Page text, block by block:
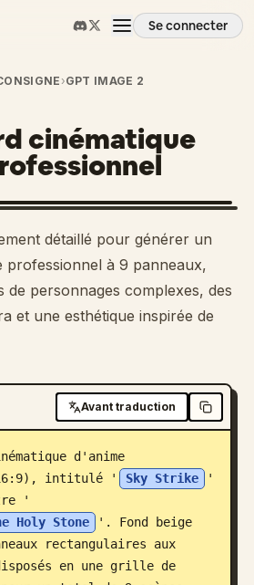
Se connecter
›GPT IMAGE 2
cinématique
détaillé pour générer un
professionnel à 9 panneaux,
de personnages complexes, des
et une esthétique inspirée de
Avant traduction
d'anime
intitulé '
Sky Strike
'
'
Holy Stone
'. Fond beige
rectangulaires aux
en une grille de